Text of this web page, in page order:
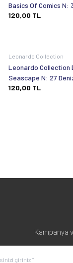
Basics Of Comics N:
Temelleri N: 35
120,00 TL
Leonardo Collection
Leonardo Collection
Seascape N: 27
120,00 TL
Kampanya